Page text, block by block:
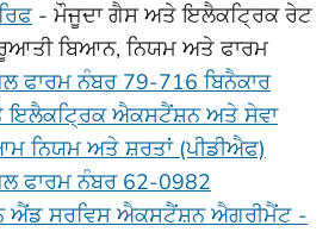
- ਮੌਜੂਦਾ ਗੈਸ ਅਤੇ ਇਲੈਕਟ੍ਰਿਕ ਰੇਟ
ਬਿਆਨ, ਨਿਯਮ ਅਤੇ ਫਾਰਮ
ਫਾਰਮ ਨੰਬਰ 79-716 ਬਿਨੈਕਾਰ
ਐਕਸਟੈਂਸ਼ਨ ਅਤੇ ਸੇਵਾ
ਨਿਯਮ ਅਤੇ ਸ਼ਰਤਾਂ (ਪੀਡੀਐਫ)
ਫਾਰਮ ਨੰਬਰ 62-0982
ਐਂਡ ਸਰਵਿਸ ਐਕਸਟੈਂਸ਼ਨ ਐਗਰੀਮੈਂਟ -